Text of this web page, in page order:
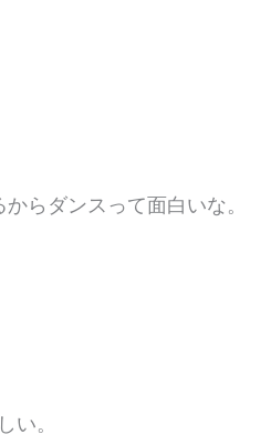
らダンスって面白いな。⁡
い。